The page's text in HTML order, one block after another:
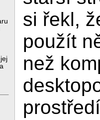
si řekl,
použít
než